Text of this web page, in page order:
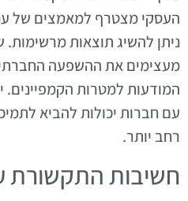
העסקי מצטרף למאמצים של
ניתן להשיג תוצאות מרשימות.
מעצימים את ההשפעה
המודעות למטרות הקמפיינים.
עם חברות יכולות להביא
רחב יותר.
חשיבות